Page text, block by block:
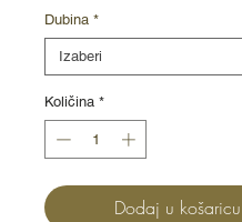
Dubina *
Količina *
Dodaj u košaricu